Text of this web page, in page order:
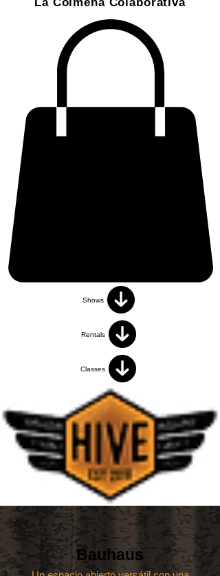
Shows
Rentals
Classes
Bauhaus